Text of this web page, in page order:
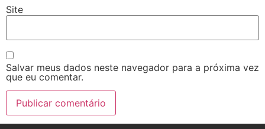
Site
Salvar meus dados neste navegador para a próxima vez
que eu comentar.